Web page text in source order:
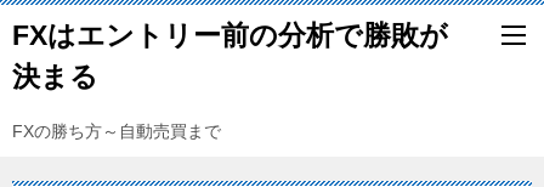
FXはエントリー前の分析で勝敗が
決まる
FXの勝ち方～自動売買まで